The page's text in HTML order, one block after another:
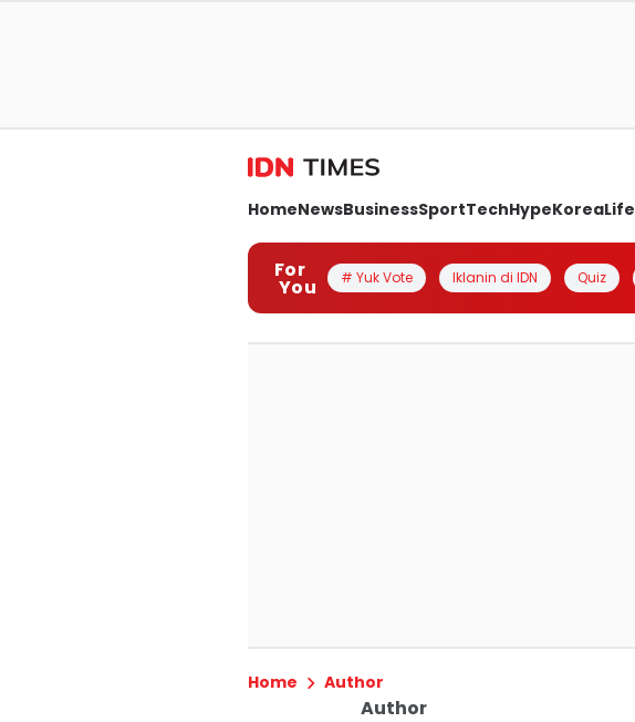
HomeNewsBusinessSportTechHypeKoreaLife
For
You # Yuk Vote Iklanin di IDN Quiz
Home Author
Author